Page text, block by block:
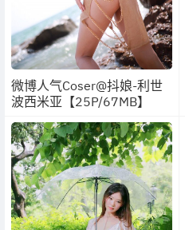
微博人气Coser@抖娘-利世
波西米亚【25P/67MB】